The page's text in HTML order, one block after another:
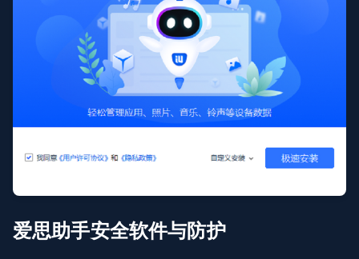
爱思助手安全软件与防护